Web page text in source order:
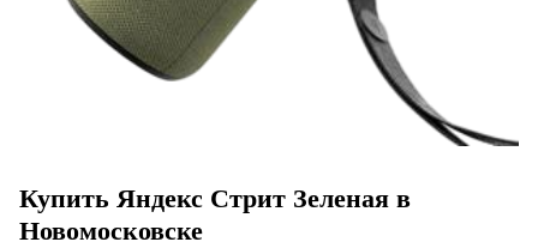
Купить Яндекс Стрит Зеленая в
Новомосковске